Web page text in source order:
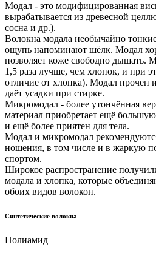
Модал - это модифицированная
вырабатывается из древесной
сосна и др.).
Волокна модала необычайно
ощупь напоминают шёлк. Модал
позволяет коже свободно дышать.
1,5 раза лучше, чем хлопок, и при
отличие от хлопка). Модал прочен
даёт усадки при стирке.
Микромодал - более утончённая
материал приобретает ещё
и ещё более приятен для тела.
Модал и микромодал
ношения, в том числе и в жаркую
спортом.
Широкое распространение
модала и хлопка, которые
обоих видов волокон.
Синтетические волокна
Полиамид